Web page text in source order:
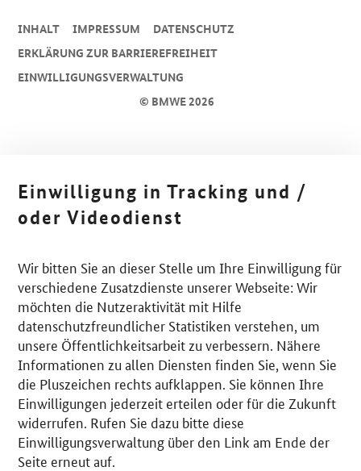
© BMWE 2026
INHALT IMPRESSUM
DA­TEN­SCHUTZ
ERKLÄRUNG ZUR BARRIEREFREIHEIT
EINWILLIGUNGSVERWALTUNG
Einwilligung in Tracking und /
oder Videodienst
Wir bitten Sie an dieser Stelle um Ihre Einwilligung für
verschiedene Zusatzdienste unserer Webseite: Wir
möchten die Nutzeraktivität mit Hilfe
datenschutzfreundlicher Statistiken verstehen, um
unsere Öffentlichkeitsarbeit zu verbessern. Nähere
Informationen zu allen Diensten finden Sie, wenn Sie
die Pluszeichen rechts aufklappen. Sie können Ihre
Einwilligungen jederzeit erteilen oder für die Zukunft
widerrufen. Rufen Sie dazu bitte diese
Einwilligungsverwaltung über den Link am Ende der
Seite erneut auf.